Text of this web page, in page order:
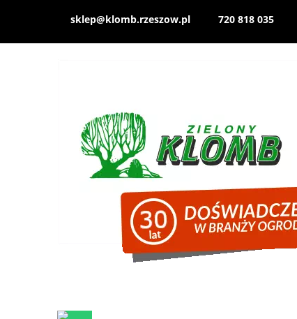
sklep@klomb.rzeszow.pl 720 818 035